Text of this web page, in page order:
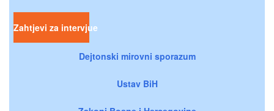
Zahtjevi za intervjue
Dejtonski mirovni sporazum
Ustav BiH